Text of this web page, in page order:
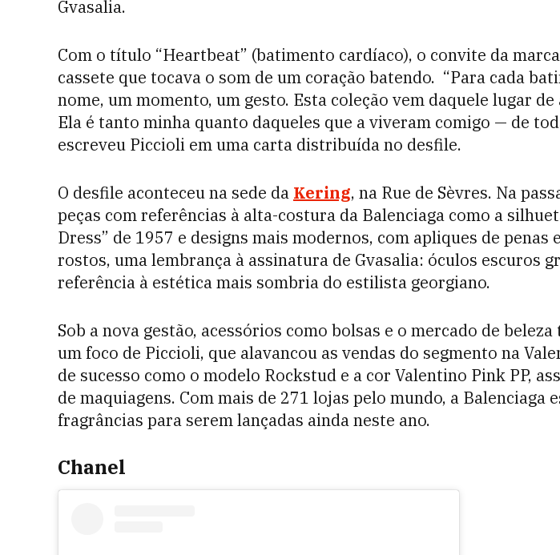
Gvasalia.
Com o título “Heartbeat” (batimento cardíaco), o convite da
cassete que tocava o som de um coração batendo. “Para cada
nome, um momento, um gesto. Esta coleção vem daquele lugar de
Ela é tanto minha quanto daqueles que a viveram comigo — de
escreveu Piccioli em uma carta distribuída no desfile.
O desfile aconteceu na sede da Kering, na Rue de Sèvres. Na
peças com referências à alta-costura da Balenciaga como a
Dress” de 1957 e designs mais modernos, com apliques de penas
rostos, uma lembrança à assinatura de Gvasalia: óculos escuros
referência à estética mais sombria do estilista georgiano.
Sob a nova gestão, acessórios como bolsas e o mercado de
um foco de Piccioli, que alavancou as vendas do segmento na
de sucesso como o modelo Rockstud e a cor Valentino Pink PP,
de maquiagens. Com mais de 271 lojas pelo mundo, a Balenciaga
fragrâncias para serem lançadas ainda neste ano.
Chanel